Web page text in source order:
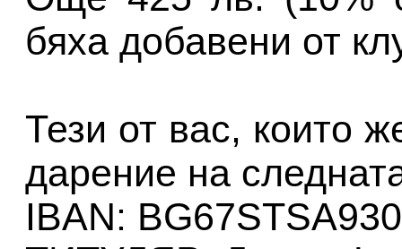
бяха добавени от
Тези от вас, които
дарение на
IBAN: